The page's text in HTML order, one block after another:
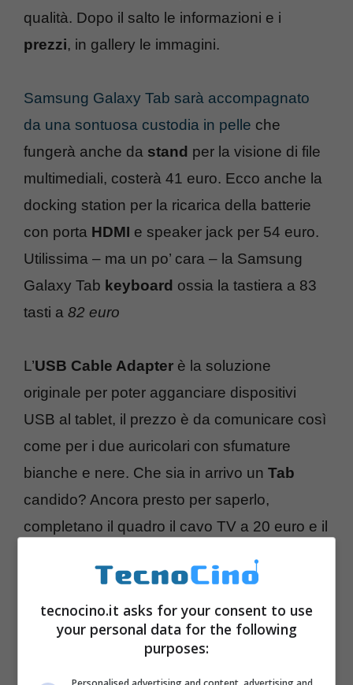
qualità. Dopo il salto le informazioni e i
prezzi, in gallery le immagini.
Samsung Galaxy Tab sarà accompagnato
da una sontuosa custodia in pelle che
fungerà anche da stand per la visione di file
multimediali, costerà 41 euro. Ecco anche la
docking station per la ricarica della batterie
con porta HDMI e speaker jack per 54 euro.
Utilissima – ma un po’ cara – la Samsung
Galaxy Tab keyboard ossia la tastiera a 83
tasti a 82 euro
L’USB Cable Adapter è la soluzione
originale per poter agganciare dispositivi
USB al tablet, il prezzo è da comunicare così
come per i due auricolari con sfumature
bianche e nere. Che sia in arrivo un Tab
candido? Ancora presto per saperlo,
completano il quadro il cavo TV a 20 euro e il
tecnocino.it asks for your consent to use
your personal data for the following
purposes: